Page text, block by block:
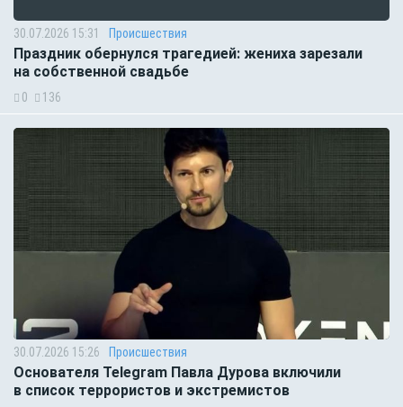
30.07.2026 15:31 Происшествия
Праздник обернулся трагедией: жениха зарезали
на собственной свадьбе
0 136
30.07.2026 15:26 Происшествия
Основателя Telegram Павла Дурова включили
в список террористов и экстремистов